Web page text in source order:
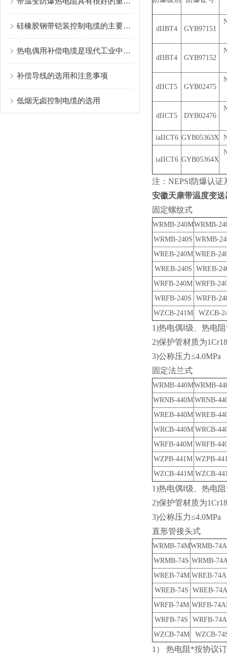
硅橡胶钢带铠装控制电缆的主要用途
热电偶用补偿电缆是现代工业中非常重要的测量设备
补偿导线的选用和注意事项
低烟无卤控制电缆的选用
dIIBT4 GYB97151
dIIBT4 GYB97152
dIICT5 GYB02475
dIICT5 DYB02476
iaIICT6 GYB05363X
iaIICT6 GYB05364X
注：NEPSI防爆认
安徽天康带温度变
固定螺纹式
WRMB-240MWRMB-
WRMB-240S WRMB-
WREB-240M WREB-
WREB-240S WREB-
WRFB-240M WRFB-
WRFB-240S
WRFB-
WZCB-241M
WZCB-
1)热电偶Ⅰ级、热电
2)保护管材质为
3)公称压力≤4.0MPa
固定法兰式
WRMB-440MWRMB-
WRNB-440M WRNB-
WREB-440M WREB-
WRCB-440M WRCB-
WRFB-440M WRFB-
WZPB-441M WZPB-
WZCB-441M WZCB-
1)热电偶Ⅰ级、热电
2)保护管材质为
3)公称压力≤4.0MPa
直形管接头式
WRMB-74MWRMB-
WRMB-74S WRMB-
WREB-74M WREB-
WREB-74S WREB-
WRFB-74M WRFB-
WRFB-74S
WRFB-
WZCB-74M
WZCB-
1 ） 热电阻*按协议